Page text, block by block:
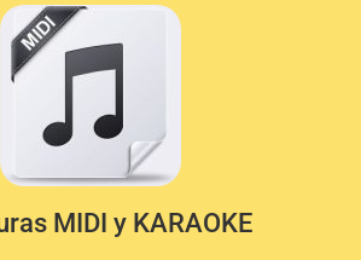
MIDI y KARAOKE